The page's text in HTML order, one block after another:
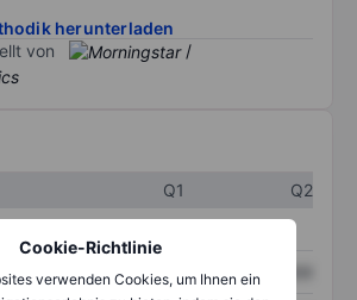
Cookie-Richtlinie
verwenden Cookies, um Ihnen ein
herunterladen
von
/
Q1
Q2
XXXXXXX XXXXXXX